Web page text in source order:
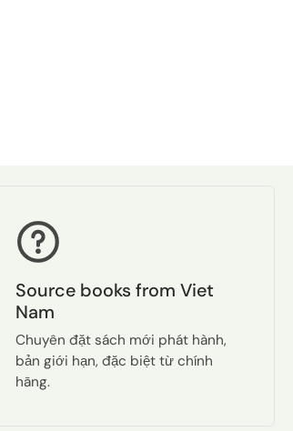
Source books from Viet
Nam
Chuyên đặt sách mới phát hành,
bản giới hạn, đặc biệt từ chính
hãng.